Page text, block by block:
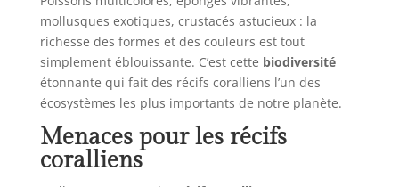
mollusques exotiques, crustacés astucieux : la
richesse des formes et des couleurs est tout
simplement éblouissante. C’est cette biodiversité
étonnante qui fait des récifs coralliens l’un des
écosystèmes les plus importants de notre planète.
Menaces pour les récifs
coralliens